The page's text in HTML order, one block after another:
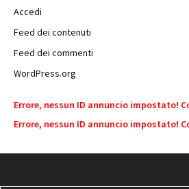
Accedi
Feed dei contenuti
Feed dei commenti
WordPress.org
Errore, nessun ID annuncio impostato!
Errore, nessun ID annuncio impostato!